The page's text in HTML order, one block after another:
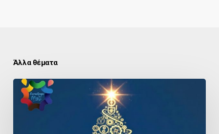
Άλλα θέματα
Ευχές
από